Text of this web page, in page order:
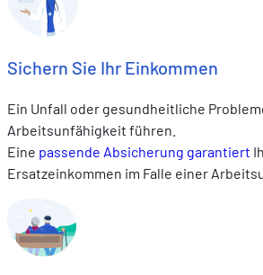
Sichern Sie Ihr Einkommen
Ein Unfall oder gesundheitliche
Arbeitsunfähigkeit führen.
Eine passende Absicherung garantiert
Ersatzeinkommen im Falle einer